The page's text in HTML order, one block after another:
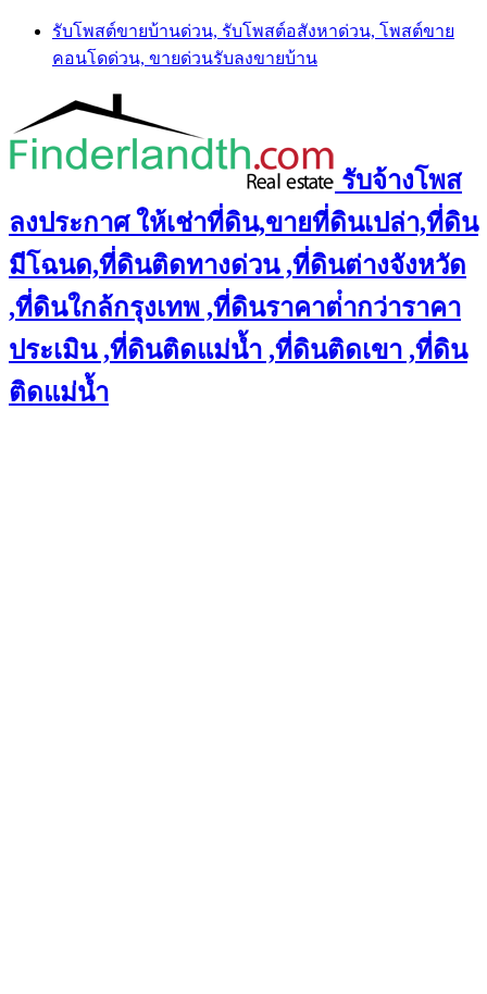
Skip
content
รับโพสต์ขายบ้านด่วน, รับโพสต์อสังหาด่วน, โพสต์ขาย
คอนโดด่วน, ขายด่วนรับลงขายบ้าน
รับจ้างโพส
ลงประกาศ ให้เช่าที่ดิน,ขายที่ดินเปล่า,ที่ดิน
มีโฉนด,ที่ดินติดทางด่วน ,ที่ดินต่างจังหวัด
,ที่ดินใกล้กรุงเทพ ,ที่ดินราคาต่ํากว่าราคา
ประเมิน ,ที่ดินติดแม่น้ำ ,ที่ดินติดเขา ,ที่ดิน
ติดแม่น้ำ